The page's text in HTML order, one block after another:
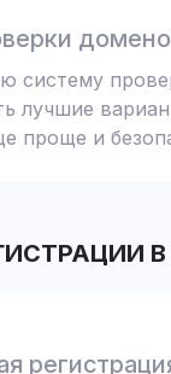
систему
лучшие
проще и
В